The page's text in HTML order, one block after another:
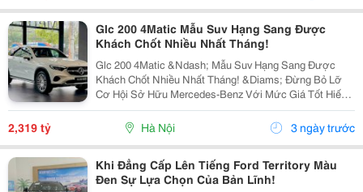
Glc 200 4Matic Mẫu Suv Hạng Sang Được
Khách Chốt Nhiều Nhất Tháng!
Glc 200 4Matic &Ndash; Mẫu Suv Hạng Sang Được
Khách Chốt Nhiều Nhất Tháng! &Diams; Đừng Bỏ Lỡ
Cơ Hội Sở Hữu Mercedes-Benz Với Mức Giá Tốt Hiếm
Có! &Diams; Giá Niêm Yết: 2.319.000.000Đ &Diams;
Giá Ưu Đãi Thực Tế Chỉ Từ 1,9Xx Tỷ (Số Lượng Xe Ưu
2,319 tỷ Hà Nội 3 ngày trước
Khi Đẳng Cấp Lên Tiếng Ford Territory Màu
Đen Sự Lựa Chọn Của Bản Lĩnh!